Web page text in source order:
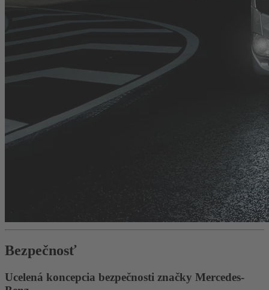
Bezpečnosť
Ucelená koncepcia bezpečnosti značky Mercedes-